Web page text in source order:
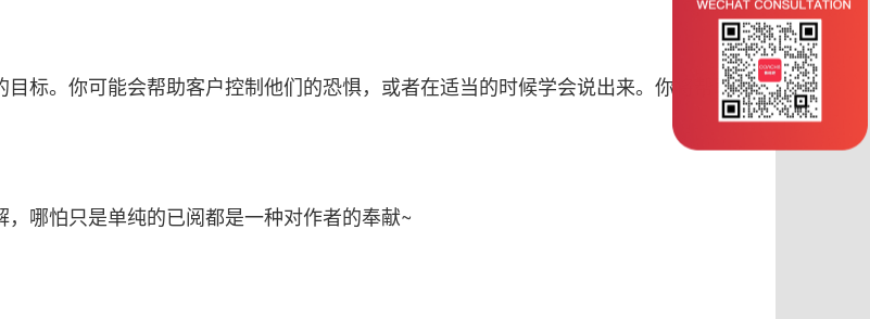
标。你可能会帮助客户控制他们的恐惧，或者在适当的时候学会说出来。你将帮助人
哪怕只是单纯的已阅都是一种对作者的奉献~